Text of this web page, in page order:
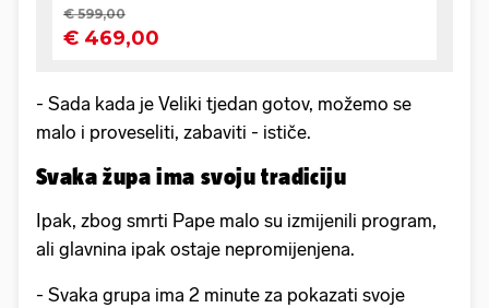
- Sada kada je Veliki tjedan gotov, možemo se
malo i proveseliti, zabaviti - ističe.
Svaka župa ima svoju tradiciju
Ipak, zbog smrti Pape malo su izmijenili program,
ali glavnina ipak ostaje nepromijenjena.
- Svaka grupa ima 2 minute za pokazati svoje